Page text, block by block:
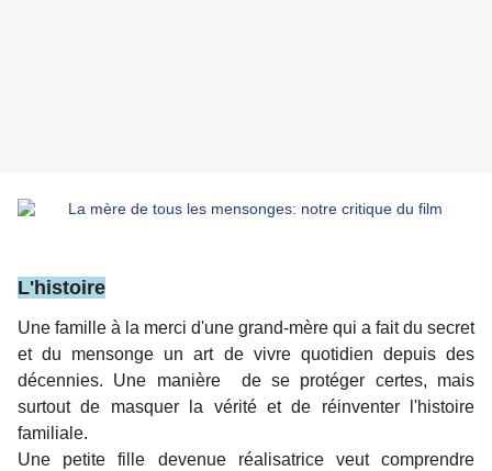
L'histoire
Une famille à la merci d'une grand-mère qui a fait du secret
et du mensonge un art de vivre quotidien depuis des
décennies. Une manière de se protéger certes, mais
surtout de masquer la vérité et de réinventer l'histoire
familiale.
Une petite fille devenue réalisatrice veut comprendre